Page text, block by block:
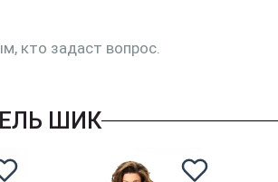
кто задаст вопрос.
ШИК